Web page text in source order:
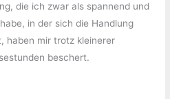
die ich zwar als spannend und
in der sich die Handlung
haben mir trotz kleinerer
beschert.